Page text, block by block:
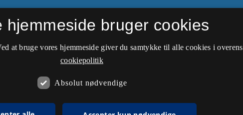
hjemmeside bruger cookies
at bruge vores hjemmeside giver du samtykke til alle cookies i
cookiepolitik
Absolut nødvendige